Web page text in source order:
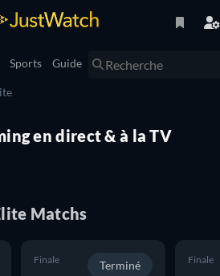
Sports Guide
en direct & à la TV
Matchs
Finale Terminé Finale